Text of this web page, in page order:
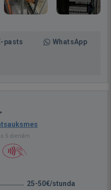
pasts WhatsApp
5 dienām
25-50€/stunda